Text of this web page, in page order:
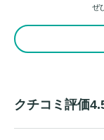
ぜ
クチコミ評価